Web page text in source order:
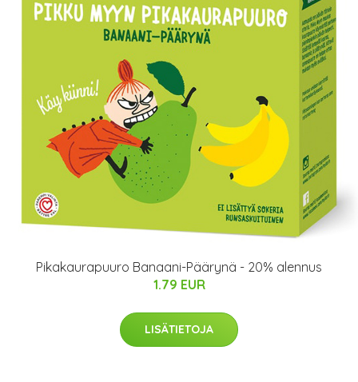
Pikakaurapuuro Banaani-Päärynä - 20% alennus
1.79 EUR
LISÄTIETOJA